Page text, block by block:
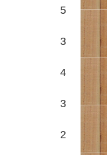
5
3
4
3
2